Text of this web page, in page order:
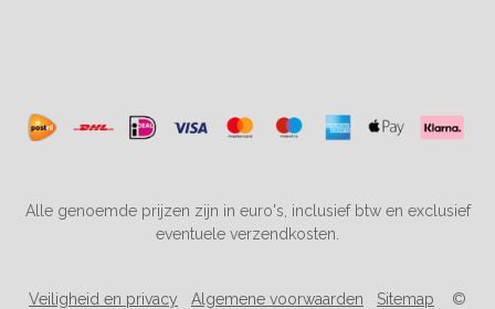
Alle genoemde prijzen zijn in euro's, inclusief btw en exclusief
eventuele verzendkosten.
Veiligheid en privacy Algemene voorwaarden Sitemap ©